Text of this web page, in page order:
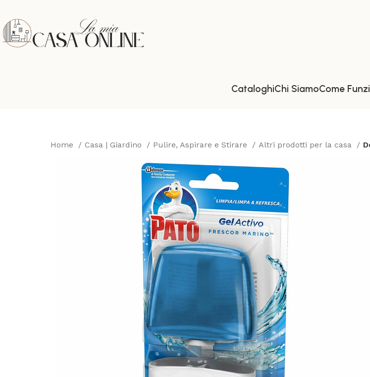
CataloghiChi SiamoCome
Home Casa | Giardino Pulire, Aspirare e Stirare Altri prodotti per la casa